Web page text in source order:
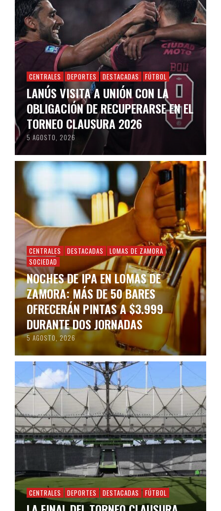
CENTRALES DEPORTES DESTACADAS FÚTBOL
LANÚS VISITA A UNIÓN CON LA
OBLIGACIÓN DE RECUPERARSE EN EL
TORNEO CLAUSURA 2026
5 AGOSTO, 2026
CENTRALES DESTACADAS
LOMAS DE ZAMORA
SOCIEDAD
NOCHES DE IPA EN LOMAS DE
ZAMORA: MÁS DE 50 BARES
OFRECERÁN PINTAS A $3.999
DURANTE DOS JORNADAS
5 AGOSTO, 2026
CENTRALES DEPORTES DESTACADAS FÚTBOL